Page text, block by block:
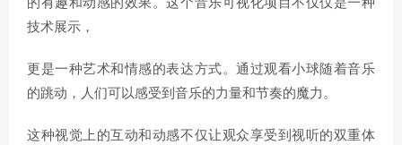
的有趣和动感的效果。这个音乐可视化项目不仅仅是一种
技术展示，
更是一种艺术和情感的表达方式。通过观看小球随着音乐
的跳动，人们可以感受到音乐的力量和节奏的魔力。
这种视觉上的互动和动感不仅让观众享受到视听的双重体